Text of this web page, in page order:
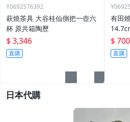
Y0692576392
萩燒茶具 大谷桂仙側把一壺六
杯 原共箱陶歷
$ 3,346
直購
有田
$ 700
直購
日本代購